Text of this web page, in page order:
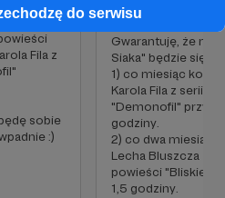
do serwisu
być zewnętrzna
będzie
Fila z
sobie
:)
grosiwem to nie
Gwarantuję, że na
Siaka" będzie się
1) co miesiąc
Karola Fila z serii
"Demonofil"
godziny.
2) co dwa
Lecha Bluszcza z
powieści "Bliskie
1,5 godziny.